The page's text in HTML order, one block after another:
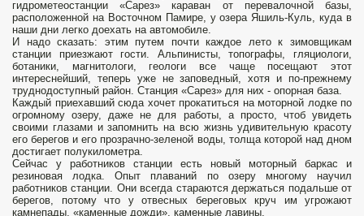
гидрометеостанции «Сарез» караван от перевалочной базы,
расположенной на Восточном Памире, у озера Яшиль-Куль, куда в
наши дни легко доехать на автомобиле.
И надо сказать: этим путем почти каждое лето к зимовщикам
станции приезжают гости. Альпинисты, топографы, гляциологи,
ботаники, магнитологи, геологи все чаще посещают этот
интереснейший, теперь уже не заповедный, хотя и по-прежнему
труднодоступный район. Станция «Сарез» для них - опорная база.
Каждый приехавший сюда хочет прокатиться на моторной лодке по
огромному озеру, даже не для работы, а просто, чтоб увидеть
своими глазами и запомнить на всю жизнь удивительную красоту
его берегов и его прозрачно-зеленой воды, толща которой над дном
достигает полукилометра.
Сейчас у работников станции есть новый моторный баркас и
резиновая лодка. Опыт плаваний по озеру многому научил
работников станции. Они всегда стараются держаться подальше от
берегов, потому что у отвесных береговых круч им угрожают
камнепады, «каменные дожди», каменные лавины.